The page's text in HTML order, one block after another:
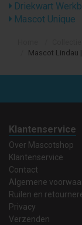
Driekwart
Mascot Unique
Mascot Lindau
Klantenservice
Over Mascotshop
Klantenservice
Contact
Algemene
Ruilen en
Privacy
Verzenden